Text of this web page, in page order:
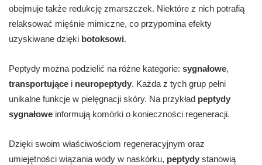
obejmuje także redukcję zmarszczek. Niektóre z nich potrafią
relaksować mięśnie mimiczne, co przypomina efekty
uzyskiwane dzięki botoksowi.
Peptydy można podzielić na różne kategorie: sygnałowe,
transportujące i neuropeptydy. Każda z tych grup pełni
unikalne funkcje w pielęgnacji skóry. Na przykład peptydy
sygnałowe informują komórki o konieczności regeneracji.
Dzięki swoim właściwościom regeneracyjnym oraz
umiejętności wiązania wody w naskórku, peptydy stanowią